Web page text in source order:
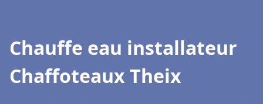
Chauffe eau installateur
Chaffoteaux Theix